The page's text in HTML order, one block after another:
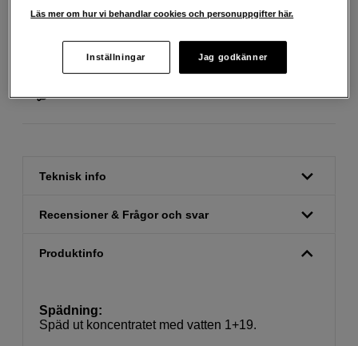
Köp nu och betala inom 30 dagar
Teknisk info
Recensioner & Frågor och svar
Produktinfo
Spädning:
Späd ut koncentratet med vatten 1+19.
Läs mer om hur vi behandlar cookies och personuppgifter här.
Inställningar Jag godkänner